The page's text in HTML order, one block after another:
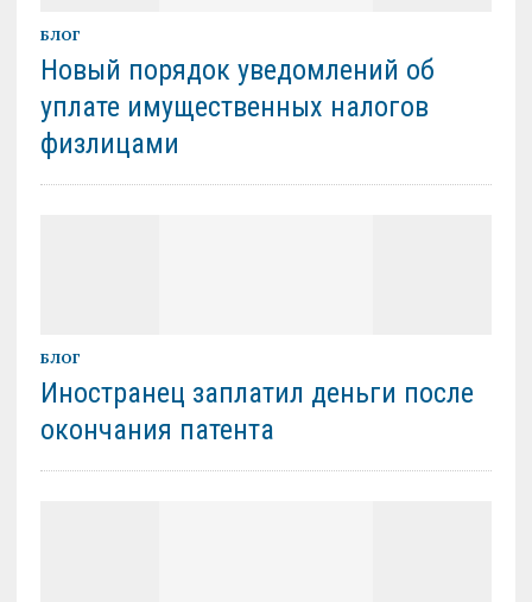
БЛОГ
Новый порядок уведомлений об
уплате имущественных налогов
физлицами
БЛОГ
Иностранец заплатил деньги после
окончания патента